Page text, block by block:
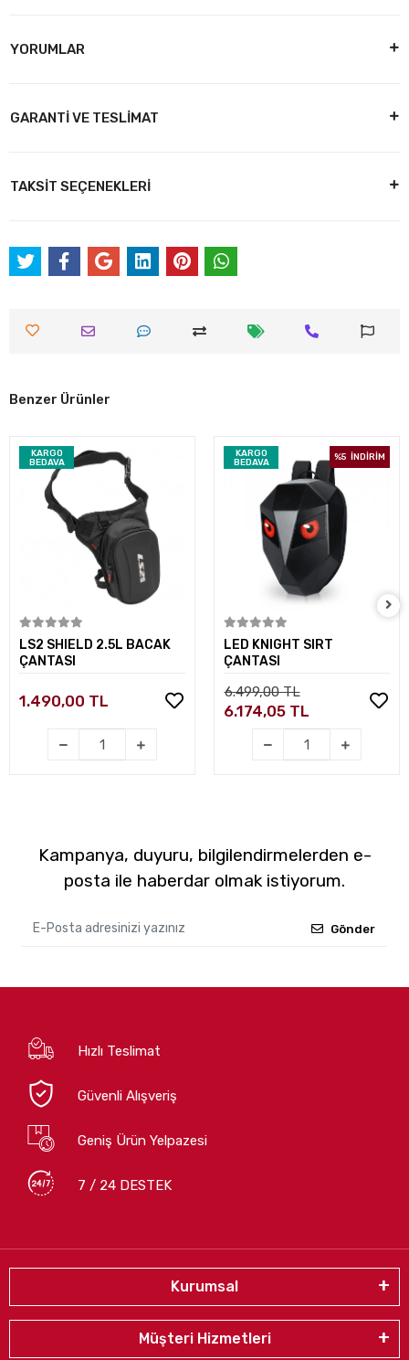
YORUMLAR
GARANTİ VE TESLİMAT
TAKSİT SEÇENEKLERİ
Benzer Ürünler
KARGO
BEDAVA
Sepete Ekle
LS2 SHIELD 2.5L BACAK
ÇANTASI
1.490,00 TL
KARGO
BEDAVA
%5 İNDİRİM
Sepete Ekle
LED KNIGHT SIRT
ÇANTASI
6.499,00 TL
6.174,05 TL
Kampanya, duyuru, bilgilendirmelerden e-
posta ile haberdar olmak istiyorum.
Gönder
Hızlı Teslimat
Güvenli Alışveriş
Geniş Ürün Yelpazesi
7 / 24 DESTEK
Kurumsal
Müşteri Hizmetleri